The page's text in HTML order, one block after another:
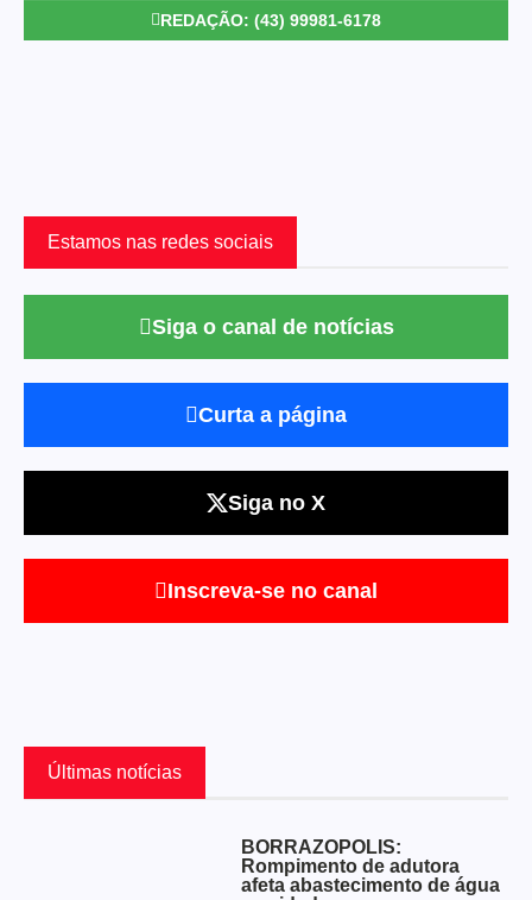
REDAÇÃO: (43) 99981-6178
Estamos nas redes sociais
Siga o canal de notícias
Curta a página
Siga no X
Inscreva-se no canal
Últimas notícias
BORRAZÓPOLIS:
Rompimento de adutora
afeta abastecimento de água